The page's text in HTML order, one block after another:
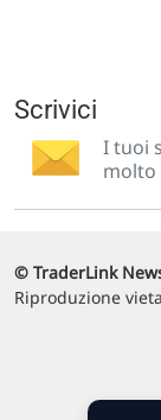
Scrivici
I tuoi
molto
© TraderLink
Riproduzione